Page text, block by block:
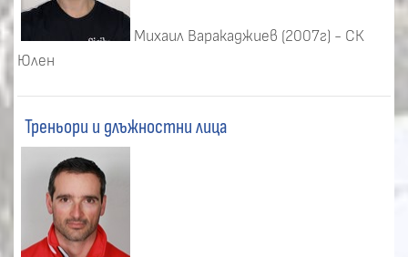
Михаил Варакаджиев (2007г) - СК
Юлен
Треньори и длъжностни лица